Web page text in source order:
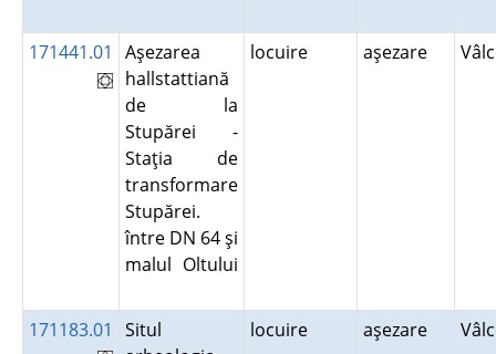
171441.01
Aşezarea
hallstattiană
de la
Stupărei -
Staţia de
transformare
Stupărei.
între DN 64 şi
malul Oltului
locuire aşezare
171183.01
Situl
locuire aşezare